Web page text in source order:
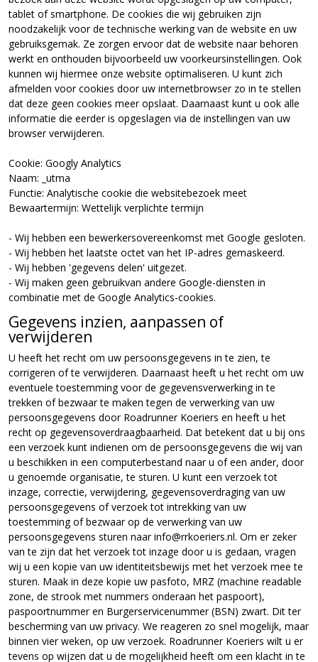
tablet of smartphone. De cookies die wij gebruiken zijn
noodzakelijk voor de technische werking van de website en uw
gebruiksgemak. Ze zorgen ervoor dat de website naar behoren
werkt en onthouden bijvoorbeeld uw voorkeursinstellingen. Ook
kunnen wij hiermee onze website optimaliseren. U kunt zich
afmelden voor cookies door uw internetbrowser zo in te stellen
dat deze geen cookies meer opslaat. Daarnaast kunt u ook alle
informatie die eerder is opgeslagen via de instellingen van uw
browser verwijderen.
Cookie: Googly Analytics
Naam: _utma
Functie: Analytische cookie die websitebezoek meet
Bewaartermijn: Wettelijk verplichte termijn
- Wij hebben een bewerkersovereenkomst met Google gesloten.
- Wij hebben het laatste octet van het IP-adres gemaskeerd.
- Wij hebben 'gegevens delen' uitgezet.
- Wij maken geen gebruikvan andere Google-diensten in
combinatie met de Google Analytics-cookies.
Gegevens inzien, aanpassen of
verwijderen
U heeft het recht om uw persoonsgegevens in te zien, te
corrigeren of te verwijderen. Daarnaast heeft u het recht om uw
eventuele toestemming voor de gegevensverwerking in te
trekken of bezwaar te maken tegen de verwerking van uw
persoonsgegevens door Roadrunner Koeriers en heeft u het
recht op gegevensoverdraagbaarheid. Dat betekent dat u bij ons
een verzoek kunt indienen om de persoonsgegevens die wij van
u beschikken in een computerbestand naar u of een ander, door
u genoemde organisatie, te sturen. U kunt een verzoek tot
inzage, correctie, verwijdering, gegevensoverdraging van uw
persoonsgegevens of verzoek tot intrekking van uw
toestemming of bezwaar op de verwerking van uw
persoonsgegevens sturen naar info@rrkoeriers.nl. Om er zeker
van te zijn dat het verzoek tot inzage door u is gedaan, vragen
wij u een kopie van uw identiteitsbewijs met het verzoek mee te
sturen. Maak in deze kopie uw pasfoto, MRZ (machine readable
zone, de strook met nummers onderaan het paspoort),
paspoortnummer en Burgerservicenummer (BSN) zwart. Dit ter
bescherming van uw privacy. We reageren zo snel mogelijk, maar
binnen vier weken, op uw verzoek. Roadrunner Koeriers wilt u er
tevens op wijzen dat u de mogelijkheid heeft om een klacht in te